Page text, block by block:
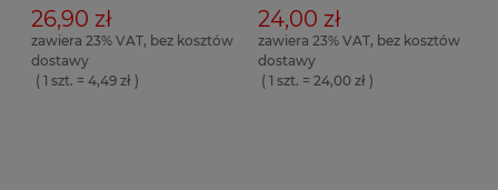
26,90 zł
zawiera 23% VAT, bez kosztów
dostawy
( 1 szt. = 4,49 zł )
24,00 zł
zawiera 23% VAT, bez kosztów
dostawy
( 1 szt. = 24,00 zł )